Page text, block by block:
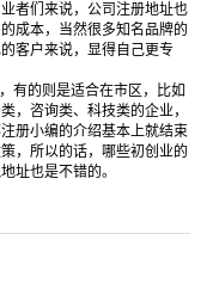
者们来说，公司注册地址也
成本，当然很多知名品牌的
客户来说，显得自己更专
的则是适合在市区，比如
，咨询类、科技类的企业，
册小编的介绍基本上就结束
，所以的话，哪些初创业的
址也是不错的。